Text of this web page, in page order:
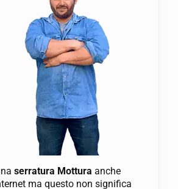
serratura Mottura anche
ma questo non significa